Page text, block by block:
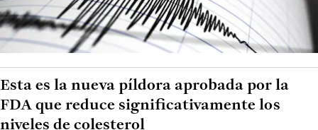
Esta es la nueva píldora aprobada por la
FDA que reduce significativamente los
niveles de colesterol